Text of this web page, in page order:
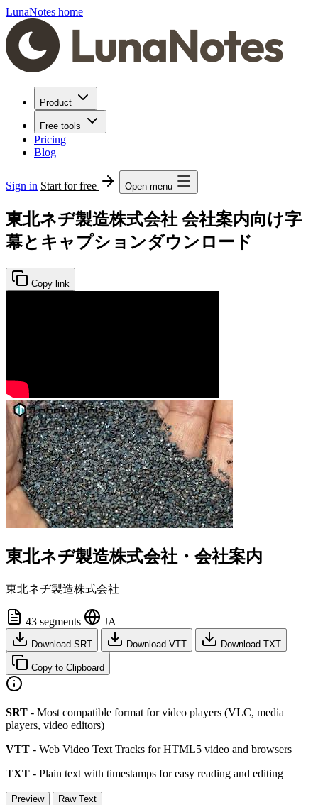
LunaNotes home
Product
Free tools
Pricing
Blog
Sign in Start for free Open menu
東北ネヂ製造株式会社 会社案内向け字
幕とキャプションダウンロード
Copy link
東北ネヂ製造株式会社・会社案内
東北ネヂ製造株式会社
43 segments JA
Download SRT Download VTT Download TXT
Copy to Clipboard
SRT - Most compatible format for video players (VLC, media
players, video editors)
VTT - Web Video Text Tracks for HTML5 video and browsers
TXT - Plain text with timestamps for easy reading and editing
Preview Raw Text